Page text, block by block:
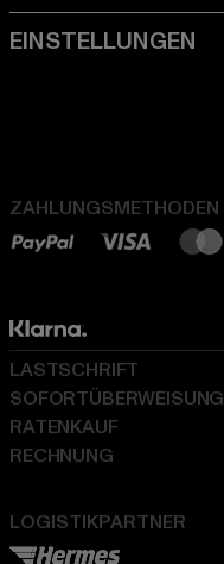
ZAHLUNGSMETHODEN
LOGISTIKPARTNER
LASTSCHRIFT
SOFORTÜBERWEISUNG
RATENKAUF
RECHNUNG